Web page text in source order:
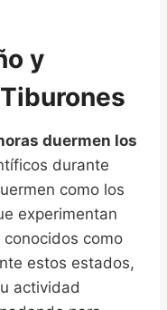
y
duermen los
durante
como los
experimentan
como
estos estados,
actividad